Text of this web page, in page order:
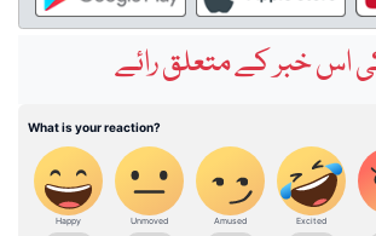
اس خبر کے متعلق رائے